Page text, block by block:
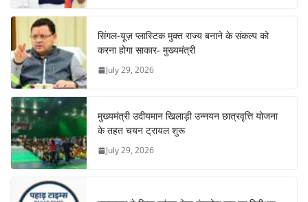
सिंगल-यूज़ प्लास्टिक मुक्त राज्य बनाने के संकल्प को
करना होगा साकार- मुख्यमंत्री
July 29, 2026
मुख्यमंत्री उदीयमान खिलाड़ी उन्नयन छात्रवृत्ति योजना
के तहत चयन ट्रायल शुरू
July 29, 2026